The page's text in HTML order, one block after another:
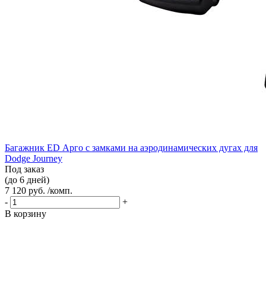
Багажник ED Арго с замками на аэродинамических дугах для
Dodge Journey
Под заказ
(до 6 дней)
7 120 руб. /комп.
-
+
В корзину